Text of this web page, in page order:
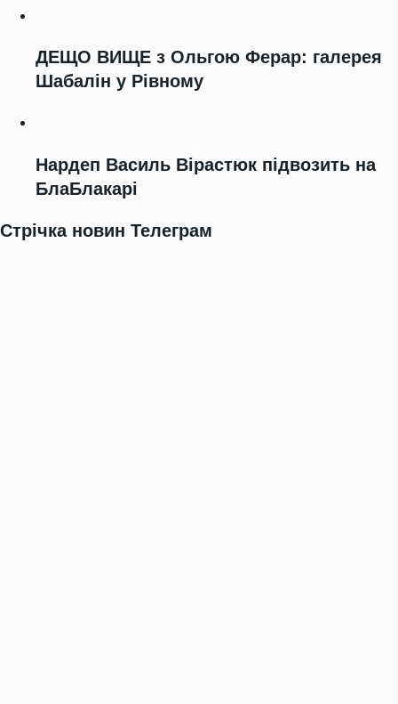
ДЕЩО ВИЩЕ з Ольгою Ферар: галерея
Шабалін у Рівному
Нардеп Василь Вірастюк підвозить на
БлаБлакарі
Стрічка новин Телеграм